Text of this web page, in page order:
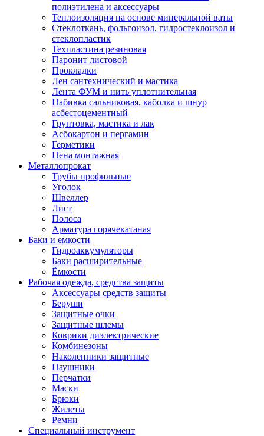
полиэтилена и аксессуары
Теплоизоляция на основе минеральной ваты
Стеклоткань, фольгоизол, гидростеклоизол и
стеклопластик
Техпластина резиновая
Паронит листовой
Прокладки
Лен сантехнический и мастика
Лента ФУМ и нить уплотнительная
Набивка сальниковая, каболка и шнур
асбестоцементный
Грунтовка, мастика и лак
Асбокартон и пергамин
Герметики
Пена монтажная
Металлопрокат
Трубы профильные
Уголок
Швеллер
Лист
Полоса
Арматура горячекатаная
Баки и емкости
Гидроаккумуляторы
Баки расширительные
Ёмкости
Рабочая одежда, средства защиты
Аксессуары средств защиты
Беруши
Защитные очки
Защитные шлемы
Коврики диэлектрические
Комбинезоны
Наколенники защитные
Наушники
Перчатки
Маски
Брюки
Жилеты
Ремни
Специальный инструмент